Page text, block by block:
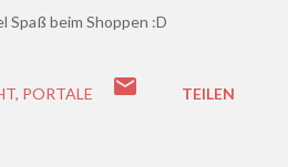
Spaß beim Shoppen :D
PORTALE TEILEN